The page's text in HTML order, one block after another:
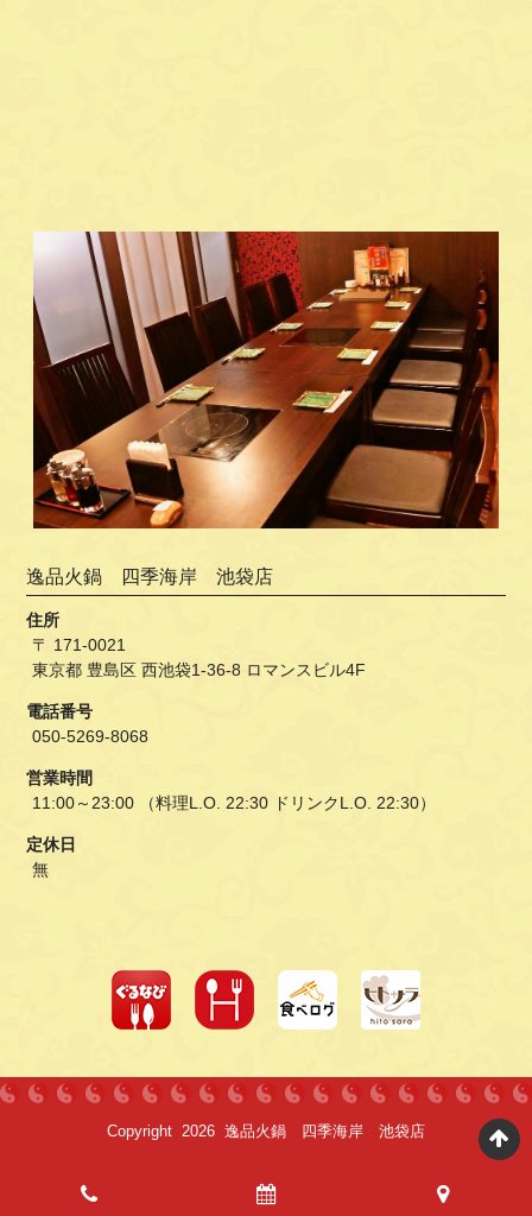
逸品火鍋 四季海岸 池袋店
住所
〒 171-0021
東京都 豊島区 西池袋1-36-8 ロマンスビル4F
電話番号
050-5269-8068
営業時間
11:00～23:00 （料理L.O. 22:30 ドリンクL.O. 22:30）
定休日
無
Copyright 2026 逸品火鍋 四季海岸 池袋店